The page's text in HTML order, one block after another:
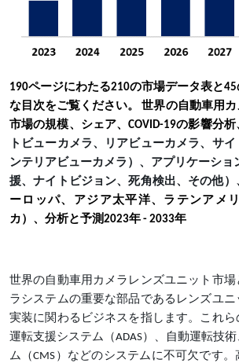
190ページにわたる210の市場データ表と
な目次をご覧ください。 世界の自動車用
市場の規模、シェア、COVID-19の影響分析
トビューカメラ、リアビューカメラ、サ
ンテリアビューカメラ）、アプリケーショ
援、ナイトビジョン、死角検出、その他）
ーロッパ、アジア太平洋、ラテンアメ
カ）、分析と予測2023年 - 2033年
世界の自動車用カメラレンズユニット市場
ラシステムの重要な部品であるレンズユニ
実装に関わるビジネスを指します。これ
運転支援システム（ADAS）、自動運転技
ム（CMS）などのシステムに不可欠です